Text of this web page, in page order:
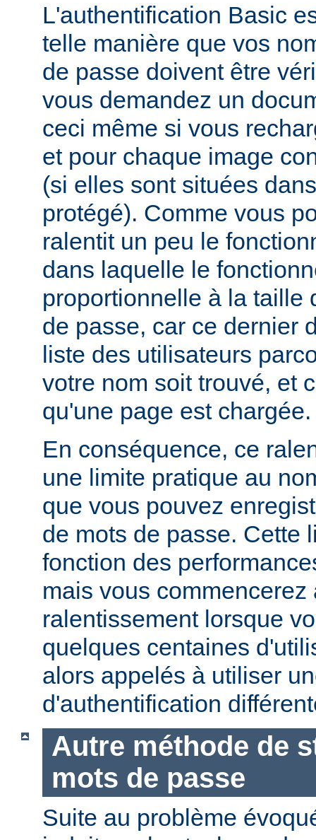
L'authentification Basic
telle manière que vos
de passe doivent être
vous demandez un
ceci même si vous
et pour chaque image
(si elles sont situées
protégé). Comme vous
ralentit un peu le
dans laquelle le
proportionnelle à la taille
de passe, car ce dernier
liste des utilisateurs
votre nom soit trouvé, et
qu'une page est chargée.
En conséquence, ce
une limite pratique au
que vous pouvez
de mots de passe. Cette
fonction des
mais vous commencerez
ralentissement lorsque
quelques centaines
alors appelés à utiliser
d'authentification
Autre méthode de
mots de passe
Suite au problème